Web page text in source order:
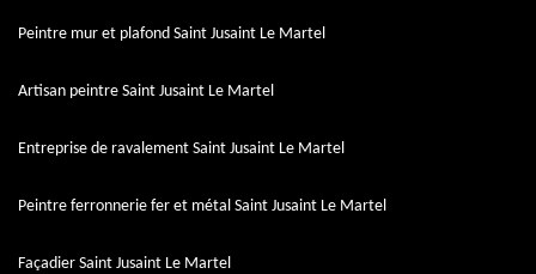
Peintre mur et plafond Saint Jusaint Le Martel
Artisan peintre Saint Jusaint Le Martel
Entreprise de ravalement Saint Jusaint Le Martel
Peintre ferronnerie fer et métal Saint Jusaint Le Martel
Façadier Saint Jusaint Le Martel